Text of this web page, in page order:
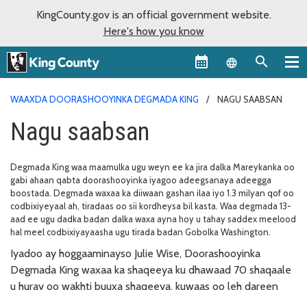
KingCounty.gov is an official government website.
Here's how you know
Language
WAAXDA DOORASHOOYINKA DEGMADA KING NAGU SAABSAN
Nagu saabsan
Degmada King waa maamulka ugu weyn ee ka jira dalka Mareykanka oo
gabi ahaan qabta doorashooyinka iyagoo adeegsanaya adeegga
boostada. Degmada waxaa ka diiwaan gashan ilaa iyo 1.3 milyan qof oo
codbixiyeyaal ah, tiradaas oo sii kordheysa bil kasta. Waa degmada 13-
aad ee ugu dadka badan dalka waxa ayna hoy u tahay saddex meelood
hal meel codbixiyayaasha ugu tirada badan Gobolka Washington.
Iyadoo ay hoggaaminayso Julie Wise, Doorashooyinka
Degmada King waxaa ka shaqeeya ku dhawaad 70 shaqaale
u huray oo wakhti buuxa shaqeeya, kuwaas oo leh dareen